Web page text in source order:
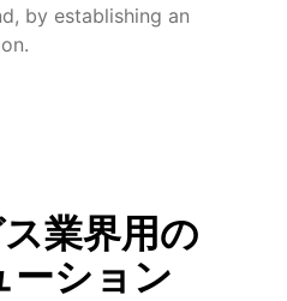
by establishing an
業界用の
ション